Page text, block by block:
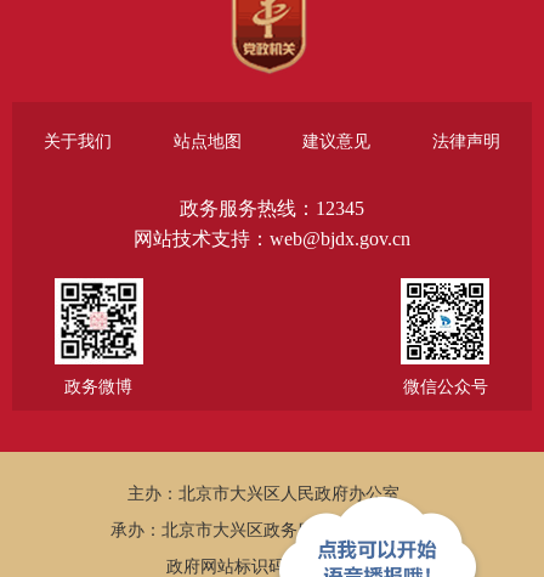
关于我们 站点地图 建议意见 法律声明
政务服务热线：12345
网站技术支持：web@bjdx.gov.cn
政务微博 微信公众号
主办：北京市大兴区人民政府办公室
承办：北京市大兴区政务服务和数据管理局
政府网站标识码：1101150005